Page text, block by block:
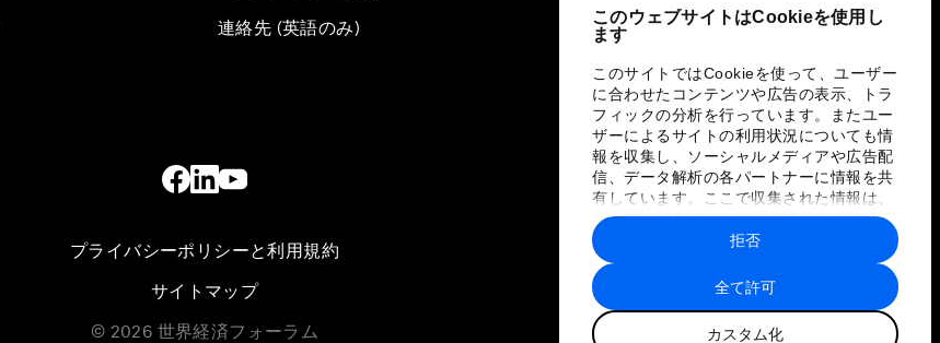
このウェブサイトはCookieを使用し
ます
このサイトではCookieを使って、ユーザー
に合わせたコンテンツや広告の表示、トラ
フィックの分析を行っています。またユー
ザーによるサイトの利用状況についても情
報を収集し、ソーシャルメディアや広告配
信、データ解析の各パートナーに情報を共
有しています。ここで収集された情報は、
ユーザーが各パートナーに提供した他の情
報や各パートナーのサービスを使用した際
に収集された情報と組み合わされ、各パー
トナーによって使用されることがありま
す。
全て許可
カスタム化
拒否
連絡先 (英語のみ)
プライバシーポリシーと利用規約
サイトマップ
© 2026 世界経済フォーラム